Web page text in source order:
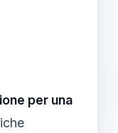
per una